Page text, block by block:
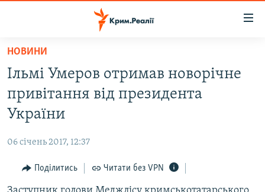
Перейти
основного
матеріалу
Перейти
до
основної
Перейти
ВІДЕО ТА ФОТО
БЛОГИ
ПОГЛЯД
НОВИНИ
Ільмі Умеров отримав новорічне
привітання від президента
України
06 січень 2017, 12:37
Поділитись Читати без VPN